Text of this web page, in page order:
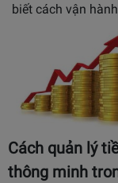
biết cách vận
Cách quản lý
thông minh